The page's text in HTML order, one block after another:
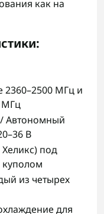
как на
2360–2500 МГц и
МГц
/ Автономный
В
под
из четырех
для